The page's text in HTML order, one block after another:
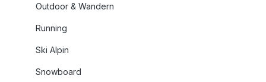
Outdoor & Wandern
Running
Ski Alpin
Snowboard